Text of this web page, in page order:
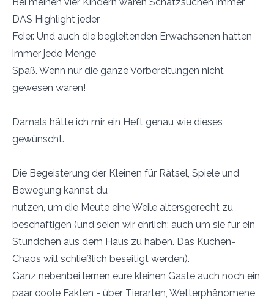
DAS Highlight jeder
Feier. Und auch die begleitenden Erwachsenen hatten
immer jede Menge
Spaß. Wenn nur die ganze Vorbereitungen nicht
gewesen wären!
Damals hätte ich mir ein Heft genau wie dieses
gewünscht.
Die Begeisterung der Kleinen für Rätsel, Spiele und
Bewegung kannst du
nutzen, um die Meute eine Weile altersgerecht zu
beschäftigen (und seien wir ehrlich: auch um sie für ein
Stündchen aus dem Haus zu haben. Das Kuchen-
Chaos will schließlich beseitigt werden).
Ganz nebenbei lernen eure kleinen Gäste auch noch ein
paar coole Fakten - über Tierarten, Wetterphänomene